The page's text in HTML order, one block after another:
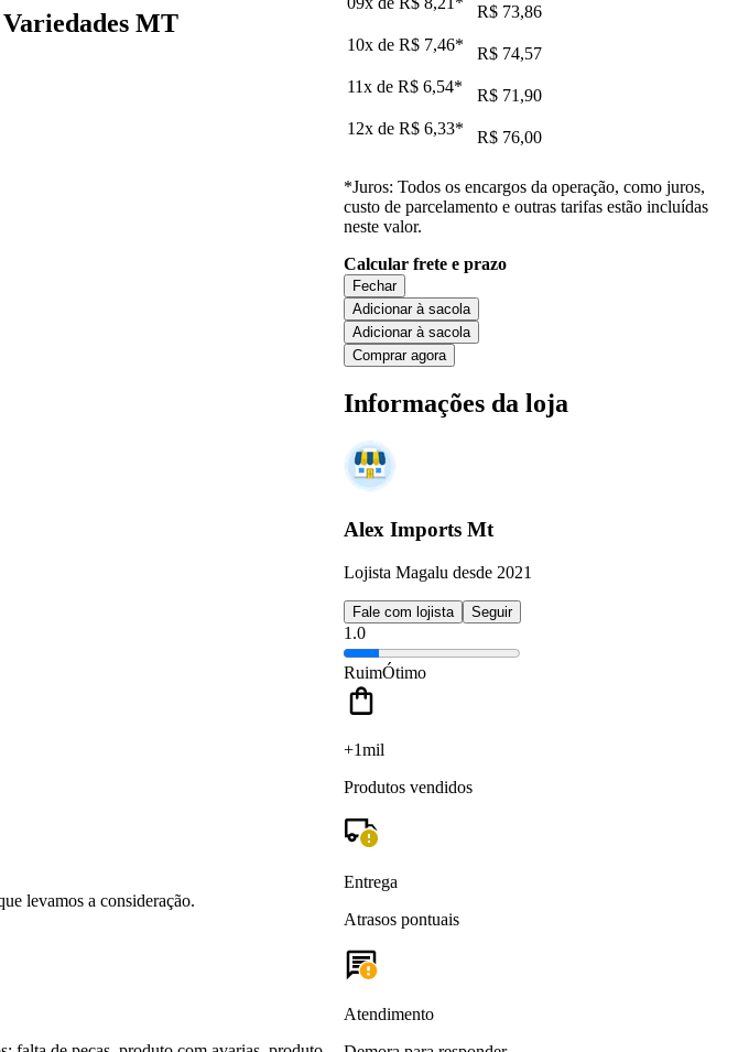
MT
levamos a consideração.
R$ 73,86
10x de R$ 7,46*
R$ 74,57
11x de R$ 6,54*
R$ 71,90
12x de R$ 6,33* R$ 76,00
*Juros: Todos os encargos da operação, como juros,
custo de parcelamento e outras tarifas estão incluídas
neste valor.
Calcular frete e prazo
Fechar
Adicionar à sacola
Adicionar à sacola
Comprar agora
Informações da loja
Alex Imports Mt
Lojista Magalu desde 2021
Fale com lojista Seguir
1.0
RuimÓtimo
+1mil
Produtos vendidos
Entrega
Atrasos pontuais
Atendimento